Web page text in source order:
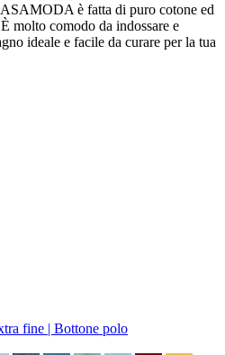
è fatta di puro cotone ed
molto comodo da indossare e
ideale e facile da curare per la tua
fine | Bottone polo